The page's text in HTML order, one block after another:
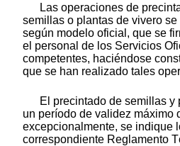
Las operaciones de
semillas o plantas de vivero
según modelo oficial, que se
el personal de los Servicios
competentes, haciéndose
que se han realizado tales
El precintado de semillas y
un período de validez máximo
excepcionalmente, se indique
correspondiente Reglamento